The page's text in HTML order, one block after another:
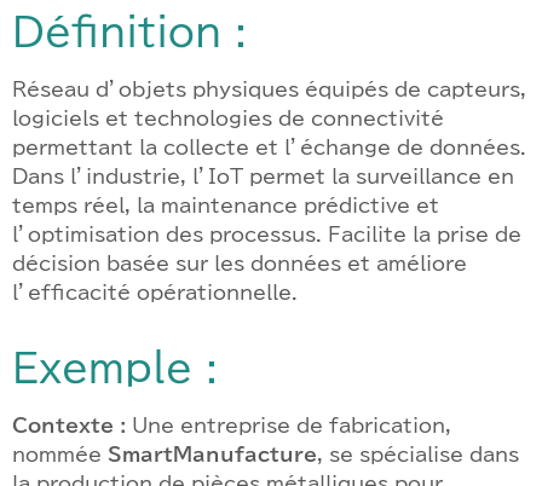
Définition :
Réseau d’objets physiques équipés de capteurs,
logiciels et technologies de connectivité
permettant la collecte et l’échange de données.
Dans l’industrie, l’IoT permet la surveillance en
temps réel, la maintenance prédictive et
l’optimisation des processus. Facilite la prise de
décision basée sur les données et améliore
l’efficacité opérationnelle.
Exemple :
Contexte : Une entreprise de fabrication,
nommée SmartManufacture, se spécialise dans